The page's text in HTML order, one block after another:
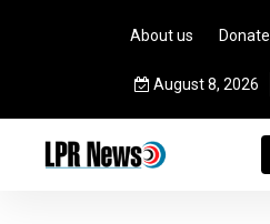
About us Donate
August 8, 2026